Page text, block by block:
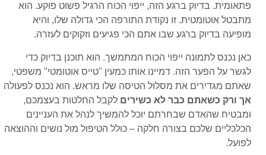
פתאומית. בדיוק ברגע הזה, ייפוי הכוח הרגיל פשוט פוקע. הוא
מתבטל אוטומטית. זו נקודת התורפה הכי גדולה שלו, והיא
מופיעה בדיוק ברגע שבו אתם הכי פגיעים וזקוקים לעזרה.
כאן נכנס לתמונה ייפוי הכוח המתמשך. הוא תוכנן בדיוק כדי
לגשר על הפער הזה. דמיינו אותו כמעין "טייס אוטומטי" משפטי,
שאתם מגדירים את מסלול הטיסה שלו מראש. הוא נכנס לפעולה
אך ורק כשאתם כבר לא כשירים לקבל החלטות בעצמכם,
ומבטיח שהאדם שבחרתם יוכל להמשיך לנהל את העניינים
הכלכליים שלכם בצורה חלקה – כולל הטיפול מול נושים וההוצאה
לפועל.